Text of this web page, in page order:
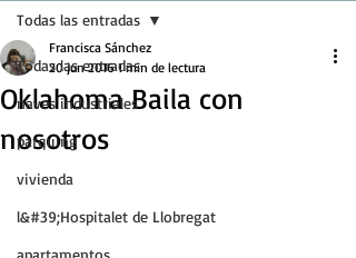
Todas las entradas
naves industriales
parquing
vivienda
l&#39;Hospitalet de Llobregat
apartamentos
Todas las entradas
Oklahoma Baila con
nosotros
Francisca Sánchez
20 jun 2016 1 min de lectura